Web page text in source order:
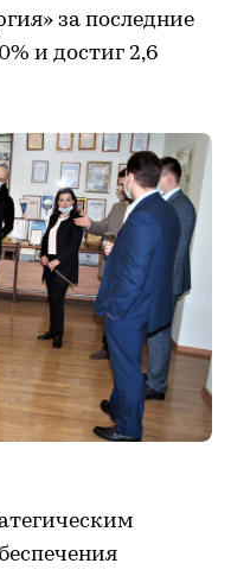
за последние
и достиг 2,6